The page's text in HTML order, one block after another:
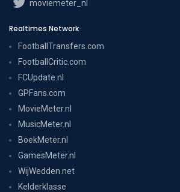
moviemeter_nl
Realtimes Network
FootballTransfers.com
FootballCritic.com
FCUpdate.nl
GPFans.com
MovieMeter.nl
MusicMeter.nl
BoekMeter.nl
GamesMeter.nl
WijWedden.net
Kelderklasse